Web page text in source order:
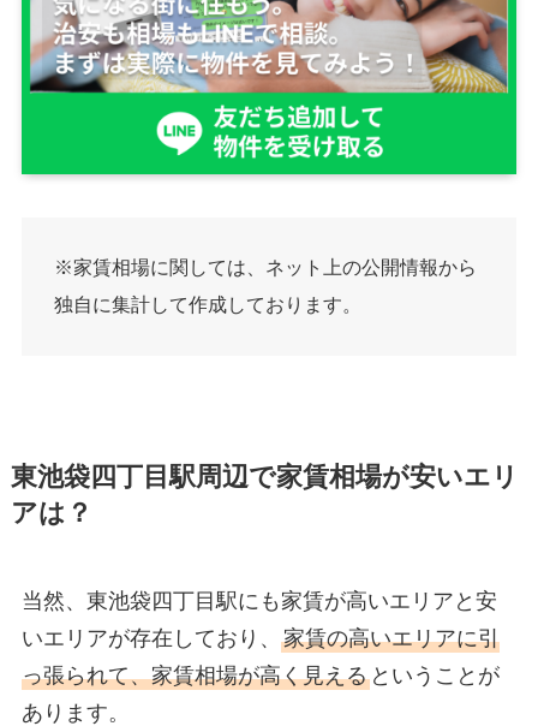
※家賃相場に関しては、ネット上の公開情報から
独自に集計して作成しております。
東池袋四丁目駅周辺で家賃相場が安いエリ
アは？
当然、東池袋四丁目駅にも家賃が高いエリアと安
いエリアが存在しており、 家賃の高いエリアに引
っ張られて、家賃相場が高く見えるということが
あります。